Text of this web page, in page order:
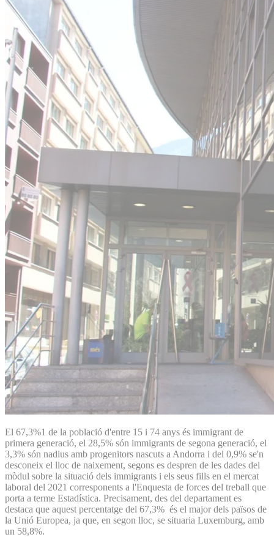
El 67,3%1 de la població d'entre 15 i 74 anys és immigrant de
primera generació, el 28,5% són immigrants de segona generació, el
3,3% són nadius amb progenitors nascuts a Andorra i del 0,9% se'n
desconeix el lloc de naixement, segons es despren de les dades del
mòdul sobre la situació dels immigrants i els seus fills en el mercat
laboral del 2021 corresponents a l'Enquesta de forces del treball que
porta a terme Estadística. Precisament, des del departament es
destaca que aquest percentatge del 67,3% és el major dels països de
la Unió Europea, ja que, en segon lloc, se situaria Luxemburg, amb
un 58,8%.